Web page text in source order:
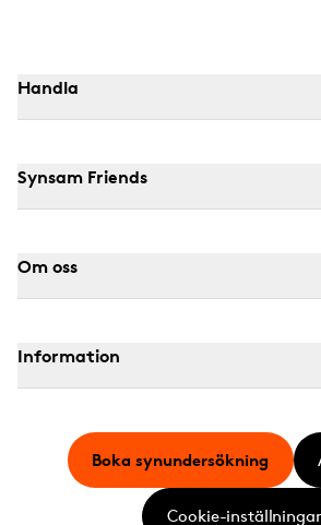
Handla
Synsam Friends
Om oss
Information
Boka synundersökning
Cookie-inställningar